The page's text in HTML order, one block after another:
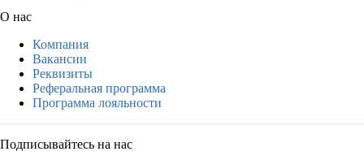
О нас
Компания
Вакансии
Реквизиты
Реферальная программа
Программа лояльности
Подписывайтесь на нас